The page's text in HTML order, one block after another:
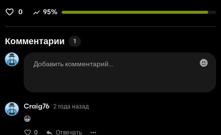
0 95%
Комментарии 1
Craig76 2 года назад
😀
0 Отвечать